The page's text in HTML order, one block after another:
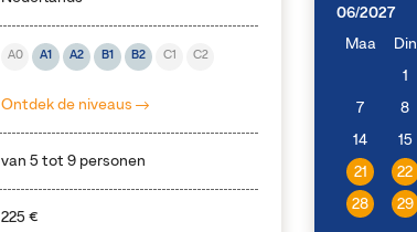
A0 A1 A2 B1 B2 C1 C2
Ontdek de niveaus
van 5 tot 9 personen
225 €
06/2027
Maa
Din
1
7 8
14 15
21 22
28 29